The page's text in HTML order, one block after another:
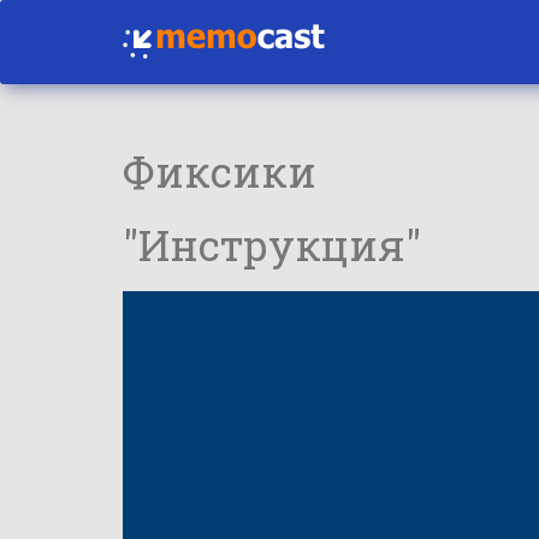
Фиксики
"Инструкция"